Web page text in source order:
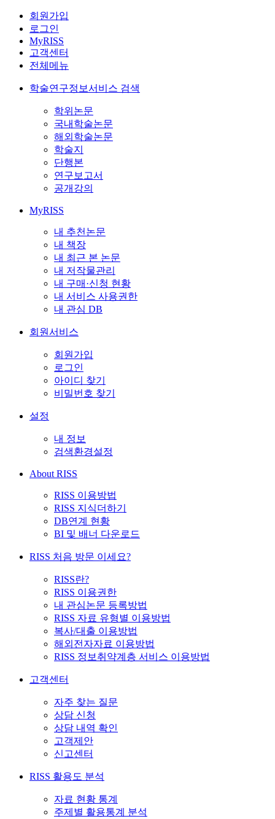
회원가입
로그인
MyRISS
고객센터
전체메뉴
학술연구정보서비스 검색
학위논문
국내학술논문
해외학술논문
학술지
단행본
연구보고서
공개강의
MyRISS
내 추천논문
내 책장
내 최근 본 논문
내 저작물관리
내 구매·신청 현황
내 서비스 사용권한
내 관심 DB
회원서비스
회원가입
로그인
아이디 찾기
비밀번호 찾기
설정
내 정보
검색환경설정
About RISS
RISS 이용방법
RISS 지식더하기
DB연계 현황
BI 및 배너 다운로드
RISS 처음 방문 이세요?
RISS란?
RISS 이용권한
내 관심논문 등록방법
RISS 자료 유형별 이용방법
복사/대출 이용방법
해외전자자료 이용방법
RISS 정보취약계층 서비스 이용방법
고객센터
자주 찾는 질문
상담 신청
상담 내역 확인
고객제안
신고센터
RISS 활용도 분석
자료 현황 통계
주제별 활용통계 분석